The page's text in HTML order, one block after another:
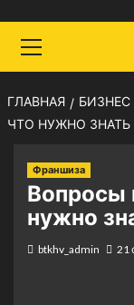
меню
ГЛАВНАЯ БИЗНЕС
ЧТО НУЖНО ЗНАТЬ
Франшиза
Вопросы
нужно
btkhv_admin 21